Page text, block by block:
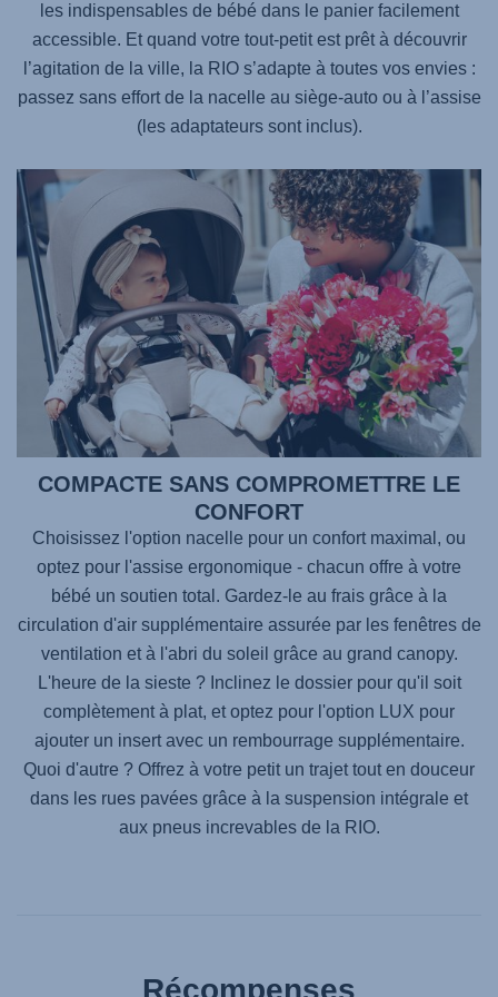
les indispensables de bébé dans le panier facilement
accessible. Et quand votre tout-petit est prêt à découvrir
l’agitation de la ville, la RIO s’adapte à toutes vos envies :
passez sans effort de la nacelle au siège-auto ou à l’assise
(les adaptateurs sont inclus).
COMPACTE SANS COMPROMETTRE LE
CONFORT
Choisissez l'option nacelle pour un confort maximal, ou
optez pour l'assise ergonomique - chacun offre à votre
bébé un soutien total. Gardez-le au frais grâce à la
circulation d'air supplémentaire assurée par les fenêtres de
ventilation et à l'abri du soleil grâce au grand canopy.
L'heure de la sieste ? Inclinez le dossier pour qu'il soit
complètement à plat, et optez pour l'option LUX pour
ajouter un insert avec un rembourrage supplémentaire.
Quoi d'autre ? Offrez à votre petit un trajet tout en douceur
dans les rues pavées grâce à la suspension intégrale et
aux pneus increvables de la RIO.
Récompenses